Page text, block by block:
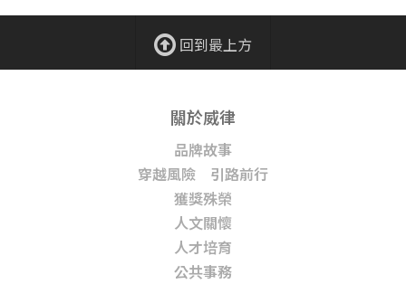
回到最上方
關於威律
品牌故事
穿越風險 引路前行
獲獎殊榮
人文關懷
人才培育
公共事務